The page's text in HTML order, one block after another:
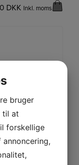
DKK Inkl. moms
LÆS MERE
KERAM TIL BL100 OG OMX100
bruger
til at
forskellige